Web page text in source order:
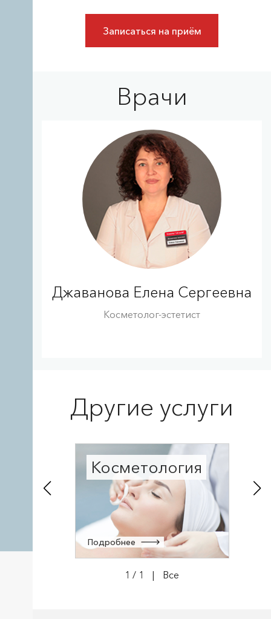
Записаться на приём
Врачи
Джаванова Елена Сергеевна
Косметолог-эстетист
Другие услуги
Косметология
Подробнее
1 / 1 | Все